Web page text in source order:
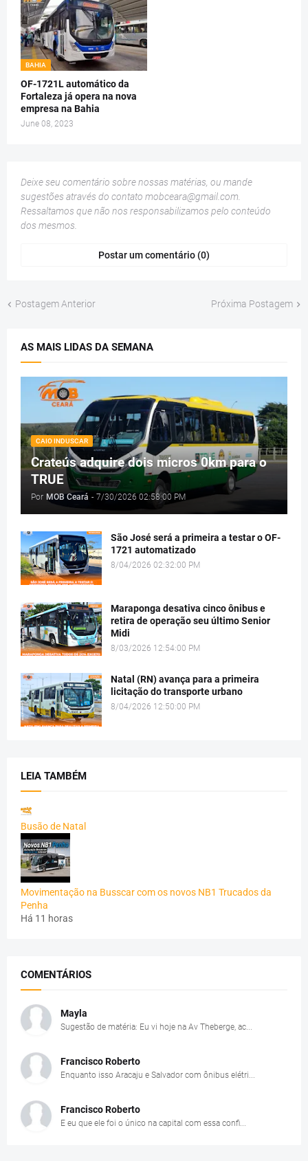
BAHIA
OF-1721L automático da
Fortaleza já opera na nova
empresa na Bahia
June 08, 2023
Deixe seu comentário sobre nossas matérias, ou mande
sugestões através do contato mobceara@gmail.com.
Ressaltamos que não nos responsabilizamos pelo conteúdo
dos mesmos.
Postar um comentário (0)
Postagem Anterior Próxima Postagem
AS MAIS LIDAS DA SEMANA
CAIO INDUSCAR
Crateús adquire dois micros 0km para o
TRUE
Por MOB Ceará - 7/30/2026 02:58:00 PM
São José será a primeira a testar o OF-
1721 automatizado
8/04/2026 02:32:00 PM
Maraponga desativa cinco ônibus e
retira de operação seu último Senior
Midi
8/03/2026 12:54:00 PM
Natal (RN) avança para a primeira
licitação do transporte urbano
8/04/2026 12:50:00 PM
LEIA TAMBÉM
Busão de Natal
Movimentação na Busscar com os novos NB1 Trucados da
Penha
Há 11 horas
COMENTÁRIOS
Mayla
Sugestão de matéria: Eu vi hoje na Av Theberge, ac...
Francisco Roberto
Enquanto isso Aracaju e Salvador com ônibus elétri...
Francisco Roberto
E eu que ele foi o único na capital com essa confi...